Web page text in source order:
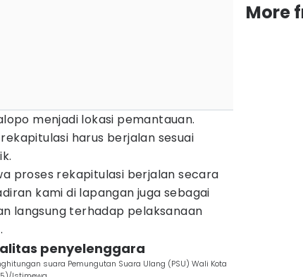
menjadi lokasi pemantauan.
harus berjalan sesuai
proses rekapitulasi berjalan secara
kami di lapangan juga sebagai
langsung terhadap pelaksanaan
penyelenggara
suara Pemungutan Suara Ulang (PSU) Wali Kota
More